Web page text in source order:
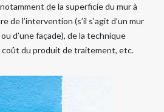
de la superficie du mur à
de l’intervention (s’il s’agit d’un mur
d’une façade), de la technique
coût du produit de traitement, etc.